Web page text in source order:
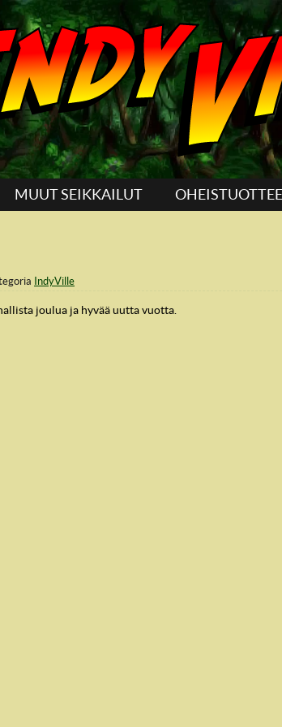
MUUT SEIKKAILUT
IndyVille
joulua ja hyvää uutta vuotta.